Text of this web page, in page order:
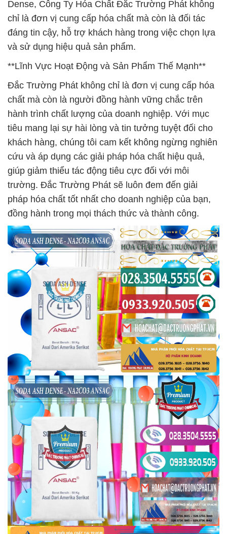
Dense, Công Ty Hóa Chất Đắc Trường Phát không
chỉ là đơn vị cung cấp hóa chất mà còn là đối tác
đáng tin cậy, hỗ trợ khách hàng trong việc chọn lựa
và sử dụng hiệu quả sản phẩm.
**Lĩnh Vực Hoạt Động và Sản Phẩm Thế Mạnh**
Đắc Trường Phát không chỉ là đơn vị cung cấp hóa
chất mà còn là người đồng hành vững chắc trên
hành trình chất lượng của doanh nghiệp. Với mục
tiêu mang lại sự hài lòng và tin tưởng tuyệt đối cho
khách hàng, chúng tôi cam kết không ngừng nghiên
cứu và áp dụng các giải pháp hóa chất hiệu quả,
giúp giảm thiểu tác động tiêu cực đối với môi
trường. Đắc Trường Phát sẽ luôn đem đến giải
pháp hóa chất tốt nhất cho doanh nghiệp của bạn,
đồng hành trong mọi thách thức và thành công.